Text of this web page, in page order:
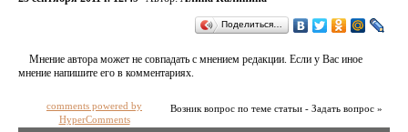
Поделиться…
Мнение автора может не совпадать с мнением редакции. Если у Вас иное
мнение напишите его в комментариях.
Возник вопрос по теме статьи - Задать вопрос »
comments powered by
HyperComments